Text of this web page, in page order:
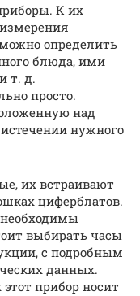
К их
определить
блюда, ими
т. д.
просто.
над
нужного
их встраивают
циферблатов.
выбирать часы
с подробным
данных.
прибор носит